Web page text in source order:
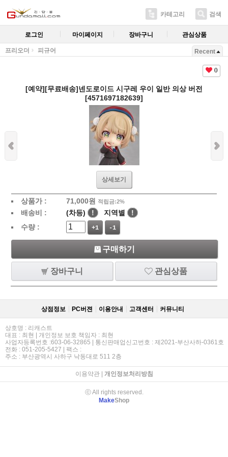
카테고리 검색
로그인 마이페이지 장바구니 관심상품
프리오더 피규어 Recent
0
[예약][무료배송]넨도로이드 시구레 우이 일반 의상 버전
[4571697182639]
상세보기
상품가 : 71,000원 적립금:2%
배송비 : (차등) ! 지역별
!
수량 :
+1 -1
구매하기
장바구니 관심상품
상점정보 PC버젼 이용안내 고객센터 커뮤니티
상호명 : 리캐스트
대표 : 최현 | 개인정보 보호 책임자 : 최현
사업자등록번호 :603-06-32865 | 통신판매업신고번호 : 제2021-부산사하-0361호
전화 : 051-205-5427 | 팩스 :
주소 : 부산광역시 사하구 낙동대로 511 2층
이용약관| 개인정보처리방침
ⓒ All rights reserved.
MakeShop